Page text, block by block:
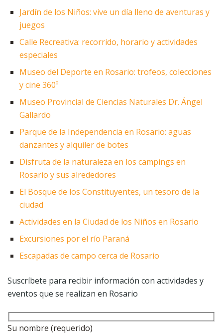
Jardín de los Niños: vive un día lleno de aventuras y
juegos
Calle Recreativa: recorrido, horario y actividades
especiales
Museo del Deporte en Rosario: trofeos, colecciones
y cine 360º
Museo Provincial de Ciencias Naturales Dr. Ángel
Gallardo
Parque de la Independencia en Rosario: aguas
danzantes y alquiler de botes
Disfruta de la naturaleza en los campings en
Rosario y sus alrededores
El Bosque de los Constituyentes, un tesoro de la
ciudad
Actividades en la Ciudad de los Niños en Rosario
Excursiones por el río Paraná
Escapadas de campo cerca de Rosario
Suscríbete para recibir información con actividades y
eventos que se realizan en Rosario
Su nombre (requerido)